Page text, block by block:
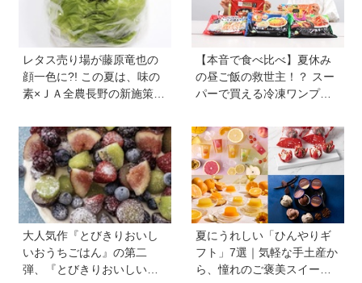
レタス売り場が藤原竜也の
顔一色に?! この夏は、味の
素×ＪＡ全農長野の新施策
タス料理の幅が広がる『レ
タス瞬間消滅レシピ』も便
利
【本音で食べ比べ】夏休み
の昼ご飯の救世主！？ スー
パーで買える冷凍ワンプレ
食！
大人気作『とびきりおいし
いおうちごはん』の第二
弾、『とびきりおいしいお
夏にうれしい「ひんやりギ
フト」7選｜気軽な手土産か
ら、憧れのご褒美スイーツ